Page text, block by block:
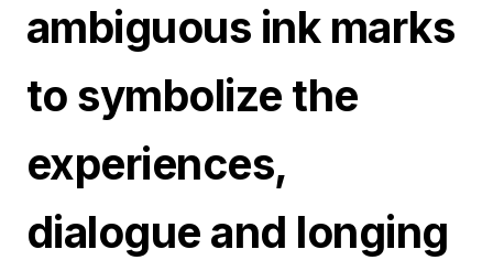
ambiguous ink marks
to symbolize the
experiences,
dialogue and longing